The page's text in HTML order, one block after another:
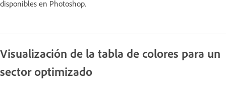
disponibles en Photoshop.
Visualización de la tabla de colores para un
sector optimizado